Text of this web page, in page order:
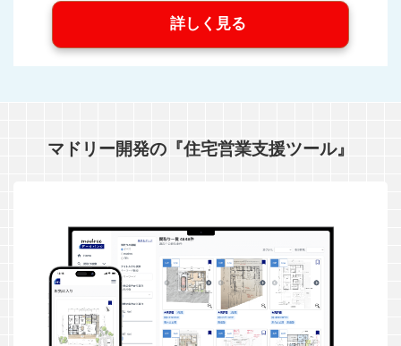
詳しく見る
マドリー開発の『住宅営業支援ツール』